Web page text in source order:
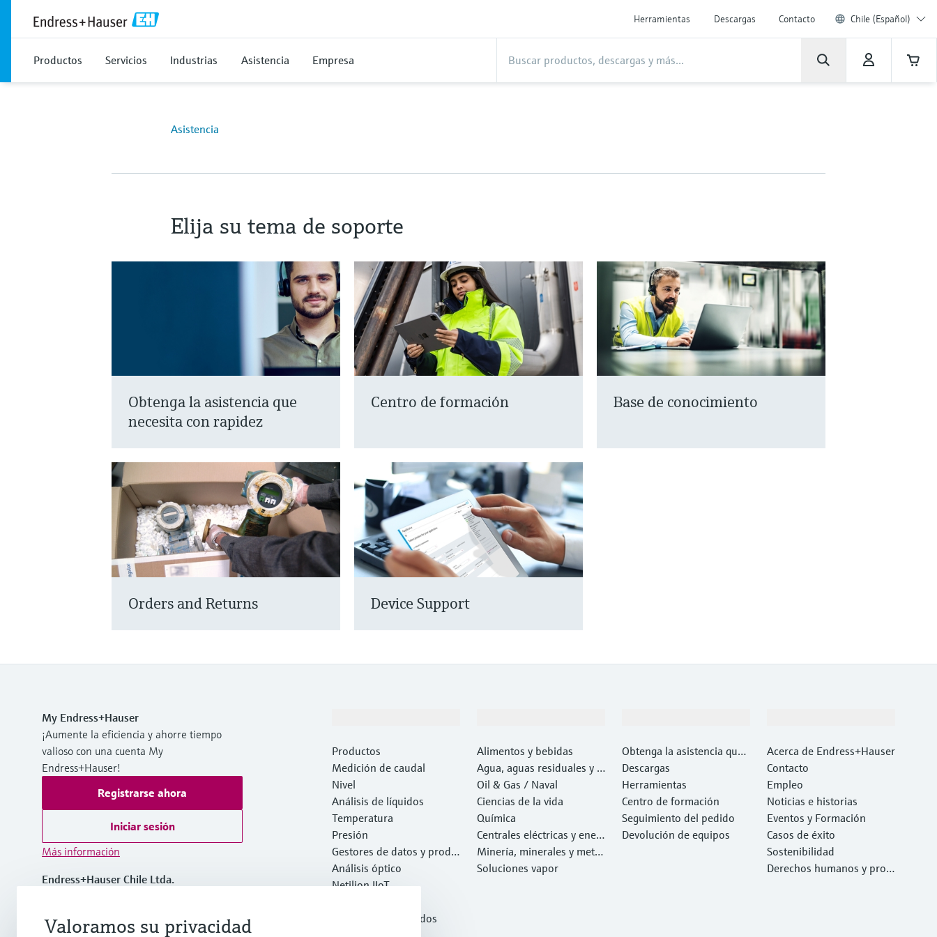
Herramientas Descargas Contacto Chile (Español)
Productos Servicios Industrias Asistencia Empresa
Asistencia
Elija su tema de soporte
Obtenga la asistencia que
necesita con rapidez
Centro de formación Base de conocimiento
Orders and Returns Device Support
My Endress+Hauser
¡Aumente la eficiencia y ahorre tiempo
valioso con una cuenta My
Endress+Hauser!
Registrarse ahora
Iniciar sesión
Más información
Endress+Hauser Chile Ltda.
Productos
Medición de caudal
Nivel
Análisis de líquidos
Temperatura
Presión
Gestores de datos y produ
ctos de sistema
Análisis óptico
Netilion IIoT
Productos destacados
Alimentos y bebidas
Agua, aguas residuales y r
esiduos
Oil & Gas / Naval
Ciencias de la vida
Química
Centrales eléctricas y ener
gía
Minería, minerales y metal
es
Soluciones vapor
Obtenga la asistencia que
necesita con rapidez
Descargas
Herramientas
Centro de formación
Seguimiento del pedido
Devolución de equipos
Acerca de Endress+Hauser
Contacto
Empleo
Noticias e historias
Eventos y Formación
Casos de éxito
Sostenibilidad
Derechos humanos y prote
Valoramos su privacidad